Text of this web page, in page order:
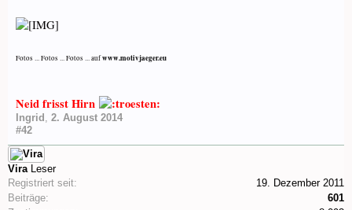
Fotos ... Fotos ... Fotos ... aufwww.motivjaeger.eu
Neid frisst Hirn
Ingrid , 2. August 2014
#42
Vira Leser
Registriert seit:
19. Dezember 2011
Beiträge:
601